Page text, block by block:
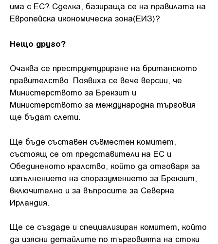
има с ЕС? Сделка, базираща се на правилата на
Европейска икономическа зона(ЕИЗ)?
Нещо друго?
Очаква се преструктуриране на британското
правителство. Появиха се вече версии, че
Министерството за Брекзит и
Министерството за международна търговия
ще бъдат слети.
Ще бъде съставен съвместен комитет,
състоящ се от представители на ЕС и
Обединеното кралство, който да отговаря за
изпълнението на споразумението за Брекзит,
включително и за въпросите за Северна
Ирландия.
Ще се създаде и специализиран комитет, който
да изясни детайлите по търговията на стоки